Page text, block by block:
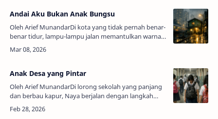
Andai Aku Bukan Anak Bungsu
Oleh Arief MunandarDi kota yang tidak pernah benar-
benar tidur, lampu-lampu jalan memantulkan warna
kuning pucat di genangan hujan malam. Gedung-
gedung menjulang seperti barisan sa…
Anak Desa yang Pintar
Oleh Arief MunandarDi lorong sekolah yang panjang
dan berbau kapur, Naya berjalan dengan langkah
yang selalu sama: terukur, cepat, dan menunduk. Tas
punggungnya yang kusam bergoyan…